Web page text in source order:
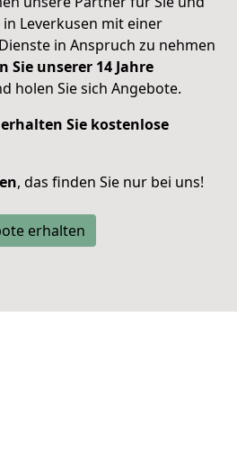
in Leverkusen mit einer
in Anspruch zu nehmen
Sie unserer 14 Jahre
holen Sie sich Angebote.
erhalten Sie kostenlose
, das finden Sie nur bei uns!
erhalten